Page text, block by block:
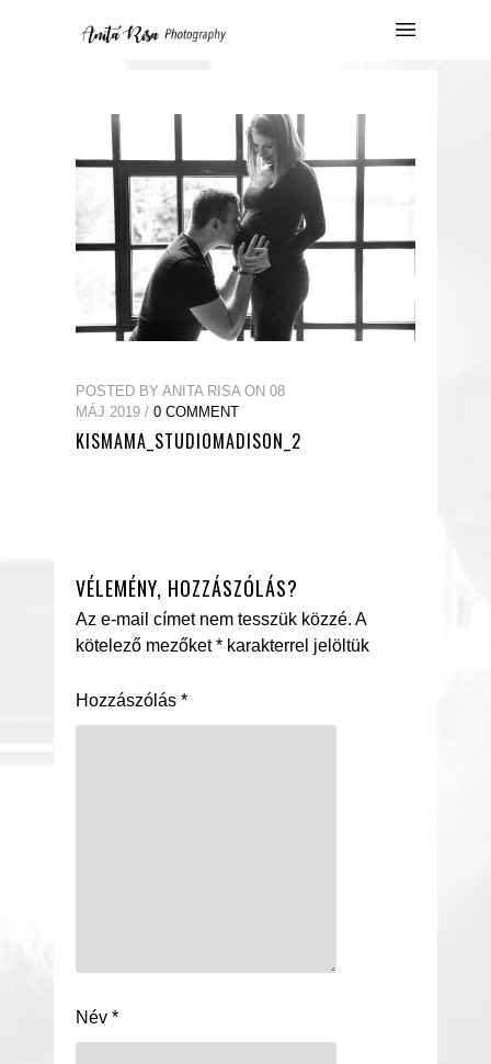
POSTED BY ANITA RISA ON 08
MÁJ 2019 / 0 COMMENT
KISMAMA_STUDIOMADISON_2
VÉLEMÉNY, HOZZÁSZÓLÁS?
Az e-mail címet nem tesszük közzé. A
kötelező mezőket* karakterrel jelöltük
Hozzászólás *
Név *